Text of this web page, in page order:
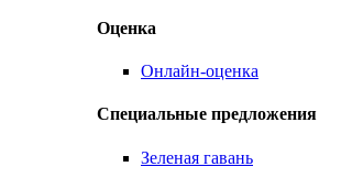
Оценка
Онлайн-оценка
Специальные предложения
Зеленая гавань